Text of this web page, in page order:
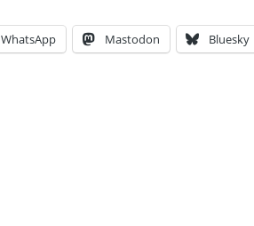
WhatsApp Mastodon Bluesky